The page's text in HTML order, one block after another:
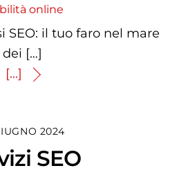
online
SEO: il tuo faro nel mare
dei […]
[...]
2024
SEO